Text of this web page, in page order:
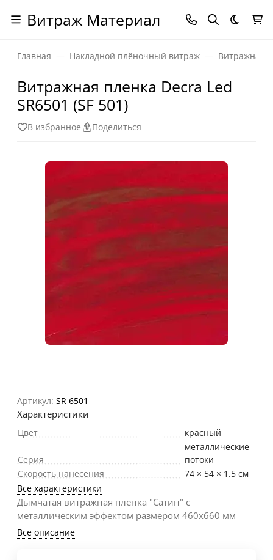
Витраж Материал Темная
Главная Накладной плёночный витраж Витражная
Витражная пленка Decra Led
SR6501 (SF 501)
В избранное Поделиться
Артикул: SR 6501
Характеристики
Цвет красный
Серия
металлические
потоки
Скорость нанесения
74 × 54 × 1.5 см
Все характеристики
Дымчатая витражная пленка "Сатин" с
металлическим эффектом размером 460х660 мм
Все описание